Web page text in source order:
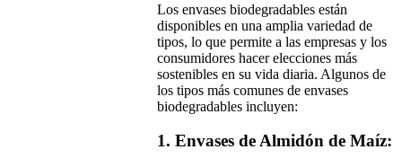
Los envases biodegradables están
disponibles en una amplia variedad de
tipos, lo que permite a las empresas y los
consumidores hacer elecciones más
sostenibles en su vida diaria. Algunos de
los tipos más comunes de envases
biodegradables incluyen:
1. Envases de Almidón de Maíz: